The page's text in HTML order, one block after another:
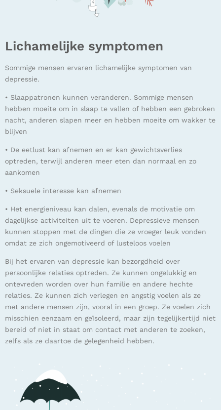
Lichamelijke symptomen
Sommige mensen ervaren lichamelijke symptomen van
depressie.
• Slaappatronen kunnen veranderen. Sommige mensen
hebben moeite om in slaap te vallen of hebben een gebroken
nacht, anderen slapen meer en hebben moeite om wakker te
blijven
• De eetlust kan afnemen en er kan gewichtsverlies
optreden, terwijl anderen meer eten dan normaal en zo
aankomen
• Seksuele interesse kan afnemen
• Het energieniveau kan dalen, evenals de motivatie om
dagelijkse activiteiten uit te voeren. Depressieve mensen
kunnen stoppen met de dingen die ze vroeger leuk vonden
omdat ze zich ongemotiveerd of lusteloos voelen
Bij het ervaren van depressie kan bezorgdheid over
persoonlijke relaties optreden. Ze kunnen ongelukkig en
ontevreden worden over hun familie en andere hechte
relaties. Ze kunnen zich verlegen en angstig voelen als ze
met andere mensen zijn, vooral in een groep. Ze voelen zich
misschien eenzaam en geïsoleerd, maar zijn tegelijkertijd niet
bereid of niet in staat om contact met anderen te zoeken,
zelfs als ze daartoe de gelegenheid hebben.